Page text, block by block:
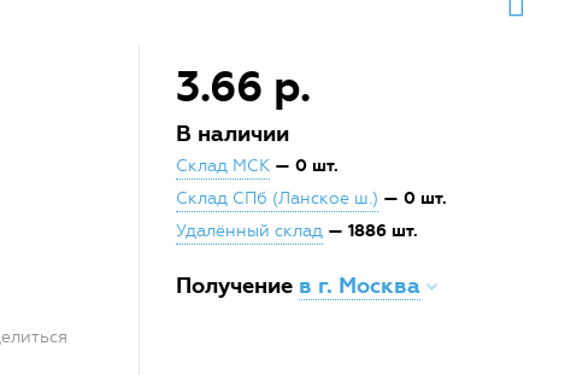
3.66 р.
В наличии
Склад МСК — 0 шт.
Склад СПб (Ланское ш.) — 0 шт.
Удалённый склад — 1886 шт.
Получение в г. Москва